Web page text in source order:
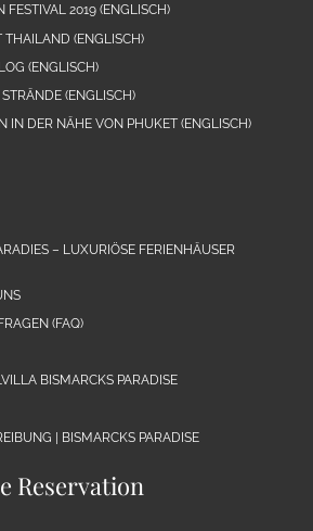
FESTIVAL 2019 (ENGLISCH)
THAILAND (ENGLISCH)
(ENGLISCH)
(ENGLISCH)
IN DER NÄHE VON PHUKET (ENGLISCH)
– LUXURIÖSE FERIENHÄUSER
(FAQ)
BISMARCKS PARADISE
| BISMARCKS PARADISE
Reservation